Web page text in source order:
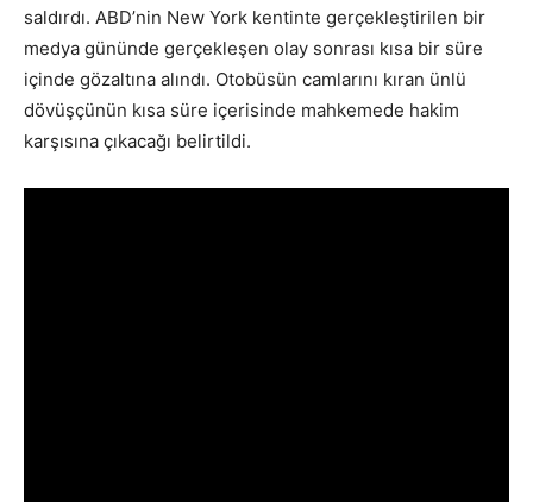
saldırdı. ABD’nin New York kentinte gerçekleştirilen bir
medya gününde gerçekleşen olay sonrası kısa bir süre
içinde gözaltına alındı. Otobüsün camlarını kıran ünlü
dövüşçünün kısa süre içerisinde mahkemede hakim
karşısına çıkacağı belirtildi.